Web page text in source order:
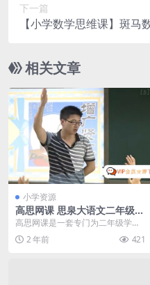
下一篇
【小学数学思维课】斑马
相关文章
小学资源
高思网课 思泉大语文二年级语
文上下册课本配套学习视频合
集百度网盘下载
高思网课是一套专门为二年级学生
设计的语文教学资源，其中包括了
思泉大语文二年级语文...
2 年前 421